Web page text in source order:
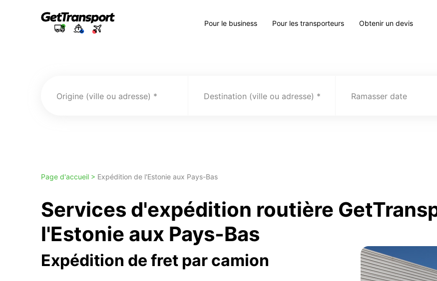
Pour le business Pour les transporteurs Obtenir un devis
Origine (ville ou adresse) Destination (ville ou adresse) Ramasser date
Page d'accueil > Expédition de l'Estonie aux Pays-Bas
Services d'expédition routière
l'Estonie aux Pays-Bas
Expédition de fret par camion